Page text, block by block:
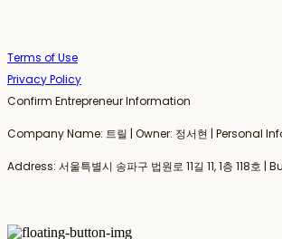
Terms of Use
Privacy Policy
Confirm Entrepreneur Information
Company Name: 트릴 | Owner: 정서현 | Personal
Address: 서울특별시 송파구 법원로 11길 11, 1층 118